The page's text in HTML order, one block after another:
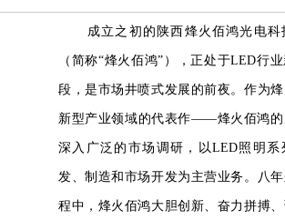
成立之初的陕西烽火佰鸿光电科
（简称“烽火佰鸿”），正处于LED行
段，是市场井喷式发展的前夜。作为
新型产业领域的代表作——烽火佰鸿的
深入广泛的市场调研，以LED照明系
发、制造和市场开发为主营业务。八
程中，烽火佰鸿大胆创新、奋力拼搏、